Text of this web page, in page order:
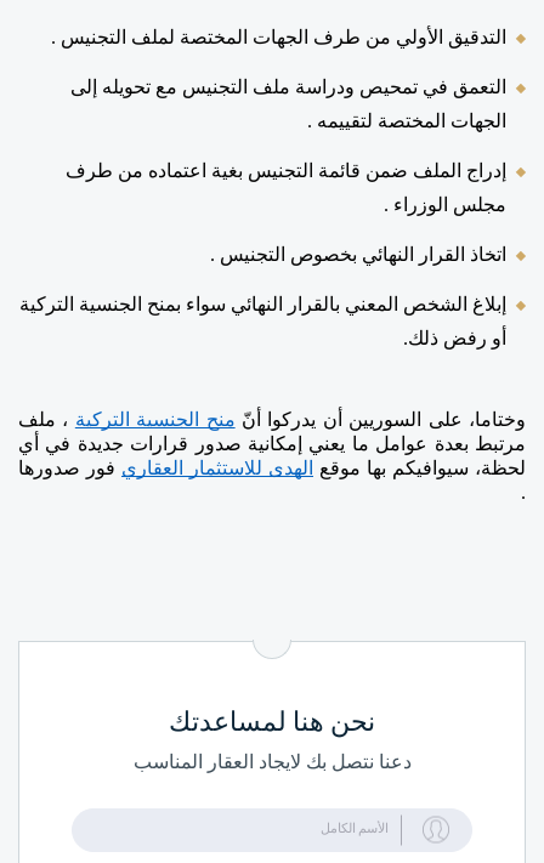
نحن هنا لمساعدتك
دعنا نتصل بك لايجاد العقار المناسب
التدقيق الأولي من طرف الجهات المختصة لملف التجنيس .
الجهات المختصة لتقييمه .
مجلس الوزراء .
اتخاذ القرار النهائي بخصوص التجنيس .
أو رفض ذلك.
وختاما، على السوريين أن يدركوا أنّ منح الجنسية التركية
لحظة، سيوافيكم بها موقع
الهدى للاستثمار العقاري
.